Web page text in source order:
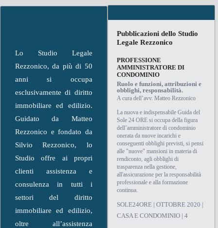
Lo Studio Legale
Rezzonico, da più di 50
anni si occupa
esclusivamente di diritto
immobiliare ed edilizio.
Guidato da Matteo
Rezzonico e fondato da
Silvio Rezzonico, lo
Studio offre ai propri
clienti assistenza e
consulenza in tutti i
settori del diritto
immobiliare ed edilizio,
oltre all’assistenza
Pubblicazioni dello Studio
Legale Rezzonico
PROFESSIONE
AMMINISTRATORE DI
CONDOMINIO
Ruolo e funzioni, attribuzioni e
obblighi, responsabilità.
A cura dell’avv. Matteo Rezzonico
La nuova e indispensabile Guida del
Sole 24 ORE si occupa della figura
dell’amministratore di condominio
onerata da nuove incarichi e
conseguenti obblighi previsti, si pensi
alle "nuove" mansioni in materia di
rendiconto, agli obblighi di
trasparenza nella gestione,
all'assicurazione per la responsabilità
professionale e alla formazione
continua.
SOLE24ORE | OTTOBRE 2020 |
CASA E CONDOMINIO | 4